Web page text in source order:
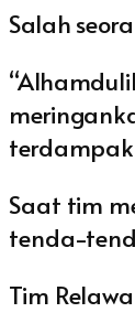
Salah
Saat tim
tenda-
Tim